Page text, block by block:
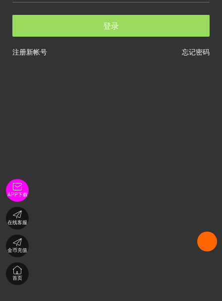
登录
忘记密码
注册新帐号

APP下载

在线客服

金币充值

首页